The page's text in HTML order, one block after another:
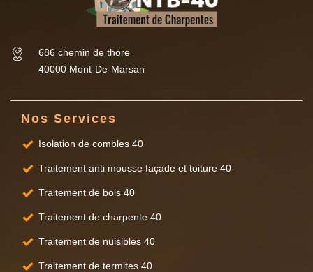
686 chemin de thore
40000 Mont-De-Marsan
Nos Services
Isolation de combles 40
Traitement anti mousse façade et toiture 40
Traitement de bois 40
Traitement de charpente 40
Traitement de nuisibles 40
Traitement de termites 40